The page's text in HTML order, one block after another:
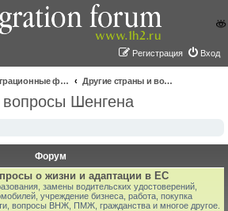
Вход
Регистрация
Иммиграционные форумы | Immigration forums
Другие страны и вопросы Шенгена
Шенгена
Форум
о жизни и адаптации в ЕС
замены водительских удостоверений,
учреждение бизнеса, работа, покупка
вопросы ВНЖ, ПМЖ, гражданства и многое другое.